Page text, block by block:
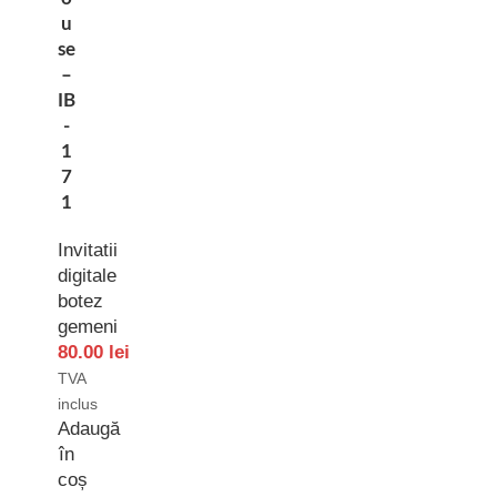
u
se
–
IB
-
1
7
1
Invitatii
digitale
botez
gemeni
80.00 lei
TVA
inclus
Adaugă
în
coș